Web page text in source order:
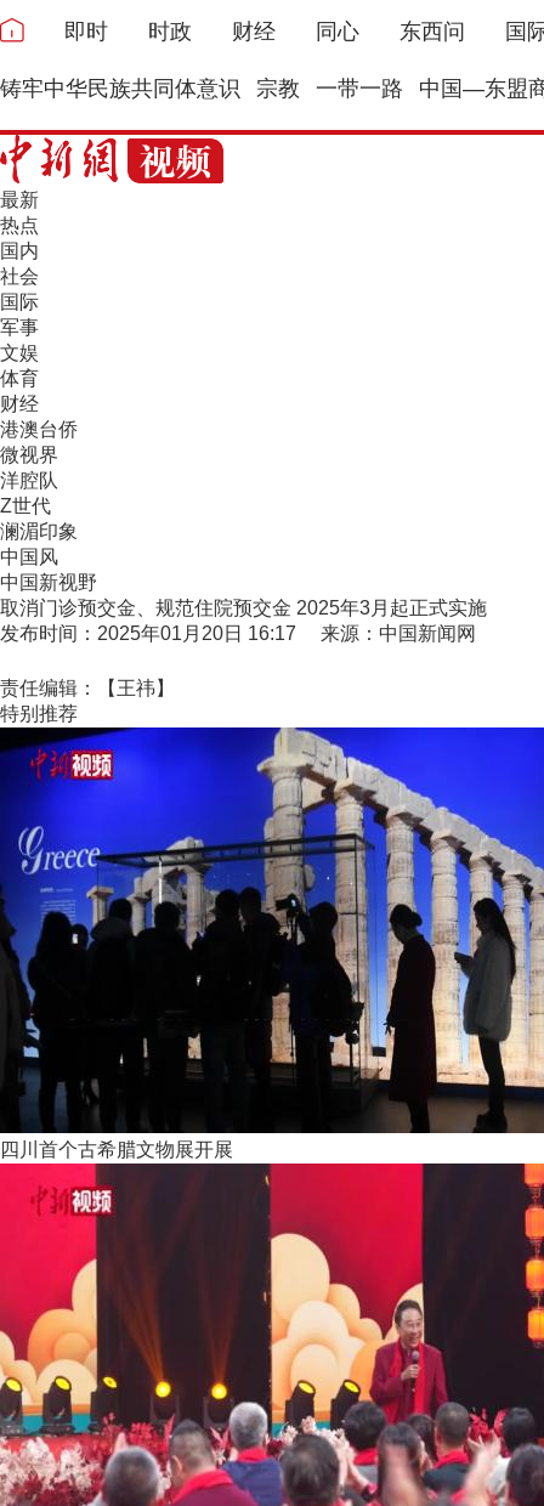
即时 时政 财经 同心 东西问 国
铸牢中华民族共同体意识 宗教 一带一路 中国—东盟
最新
热点
国内
社会
国际
军事
文娱
体育
财经
港澳台侨
微视界
洋腔队
Z世代
澜湄印象
中国风
中国新视野
取消门诊预交金、规范住院预交金 2025年3月起正式实施
发布时间：2025年01月20日 16:17 来源：中国新闻网
责任编辑：【王祎】
特别推荐
四川首个古希腊文物展开展